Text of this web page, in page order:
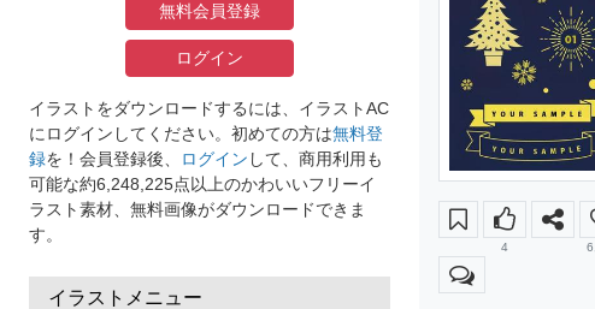
無料会員登録
ログイン
イラストをダウンロードするには、イラストAC
にログインしてください。初めての方は無料登
録を！会員登録後、 ログイン して、商用利用も
可能な約6,248,225点以上のかわいいフリーイ
ラスト素材、無料画像がダウンロードできま
す。
イラストメニュー
4